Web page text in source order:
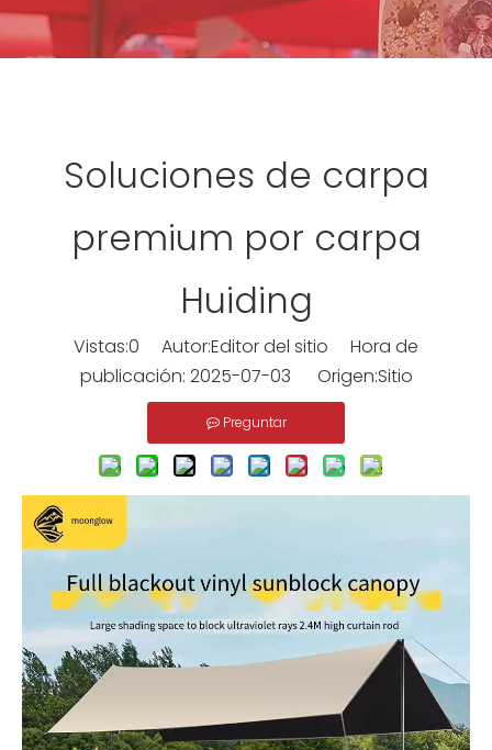
Soluciones de carpa
premium por carpa
Huiding
Vistas:0 Autor:Editor del sitio Hora de
publicación: 2025-07-03 Origen:Sitio
Preguntar